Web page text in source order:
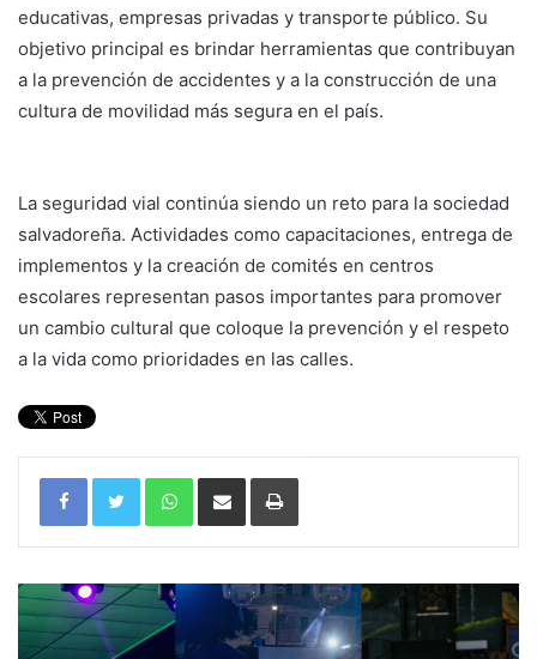
educativas, empresas privadas y transporte público. Su
objetivo principal es brindar herramientas que contribuyan
a la prevención de accidentes y a la construcción de una
cultura de movilidad más segura en el país.
La seguridad vial continúa siendo un reto para la sociedad
salvadoreña. Actividades como capacitaciones, entrega de
implementos y la creación de comités en centros
escolares representan pasos importantes para promover
un cambio cultural que coloque la prevención y el respeto
a la vida como prioridades en las calles.
WhatsAppCompartir por correo electrónicoImprimir